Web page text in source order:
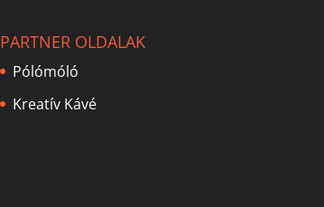
PARTNER OLDALAK
Pólómóló
Kreatív Kávé